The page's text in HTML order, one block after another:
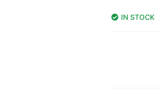
IN STOCK